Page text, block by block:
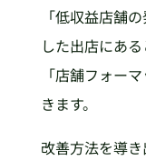
「低収益店舗
した出店にあ
「店舗フォー
きます。
改善方法を導